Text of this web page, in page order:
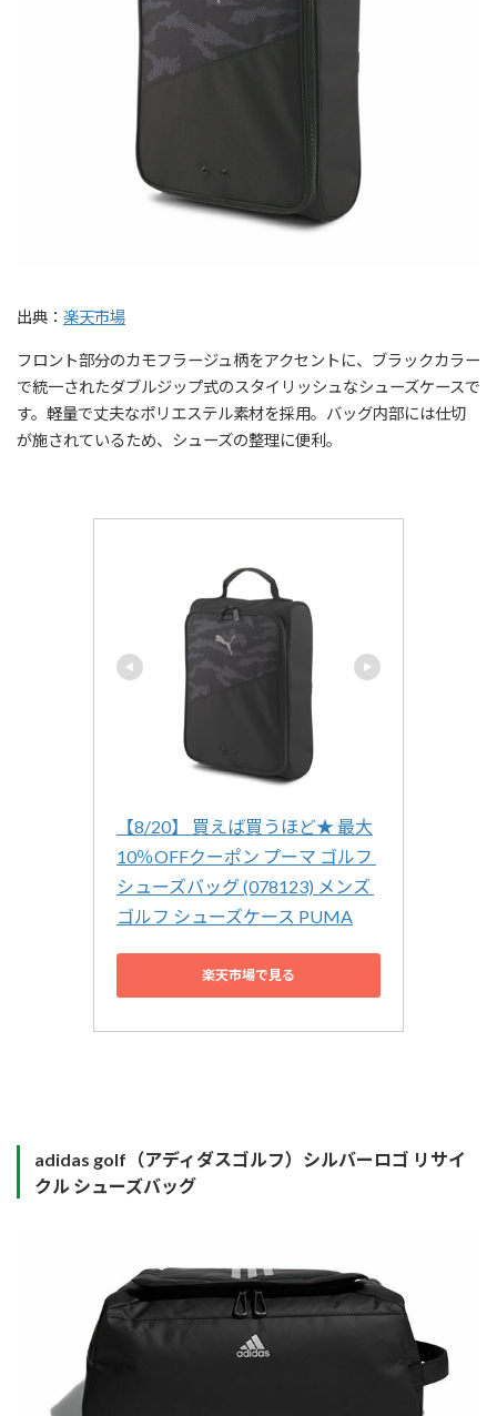
出典： 楽天市場
フロント部分のカモフラージュ柄をアクセントに、ブラックカラー
で統一されたダブルジップ式のスタイリッシュなシューズケースで
す。軽量で丈夫なポリエステル素材を採用。バッグ内部には仕切
が施されているため、シューズの整理に便利。
【8/20】 買えば買うほど★ 最大
10％OFFクーポン プーマ ゴルフ
シューズバッグ (078123) メンズ
ゴルフ シューズケース PUMA
楽天市場で見る
adidas golf（アディダスゴルフ）シルバーロゴ リサイ
クル シューズバッグ